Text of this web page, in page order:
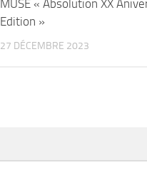
MUSE « Absolution XX
Edition »
27 DÉCEMBRE 2023